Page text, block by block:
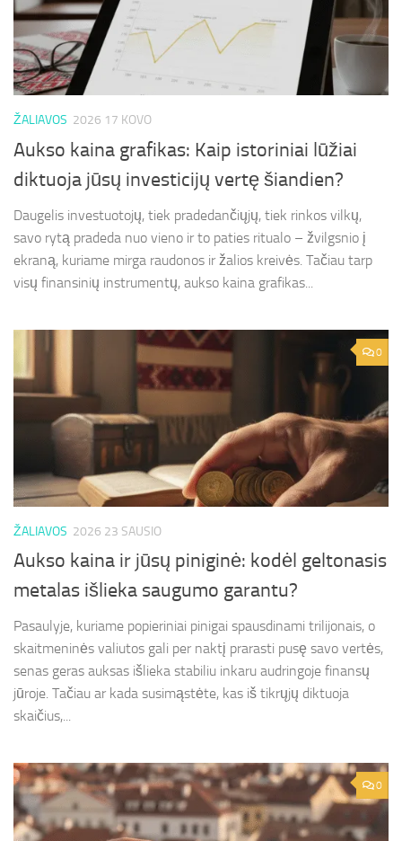
ŽALIAVOS 2026 17 KOVO
Aukso kaina grafikas: Kaip istoriniai lūžiai
diktuoja jūsų investicijų vertę šiandien?
Daugelis investuotojų, tiek pradedančiųjų, tiek rinkos vilkų,
savo rytą pradeda nuo vieno ir to paties ritualo – žvilgsnio į
ekraną, kuriame mirga raudonos ir žalios kreivės. Tačiau tarp
visų finansinių instrumentų, aukso kaina grafikas...
0
ŽALIAVOS 2026 23 SAUSIO
Aukso kaina ir jūsų piniginė: kodėl geltonasis
metalas išlieka saugumo garantu?
Pasaulyje, kuriame popieriniai pinigai spausdinami trilijonais, o
skaitmeninės valiutos gali per naktį prarasti pusę savo vertės,
senas geras auksas išlieka stabiliu inkaru audringoje finansų
jūroje. Tačiau ar kada susimąstėte, kas iš tikrųjų diktuoja
skaičius,...
0